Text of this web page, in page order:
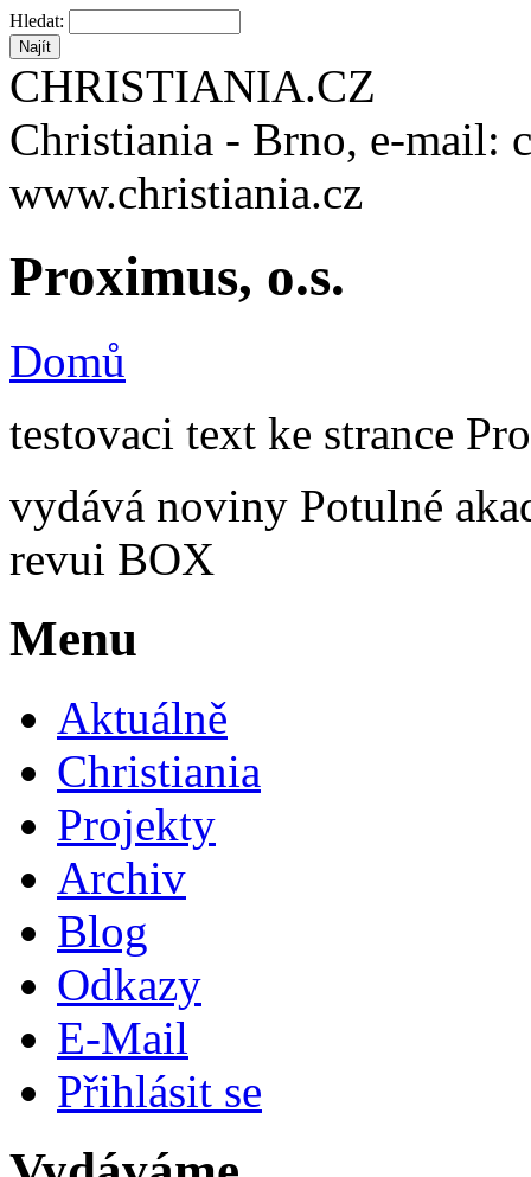
Hledat:
CHRISTIANIA.CZ
Christiania - Brno, e-mail:
www.christiania.cz
Proximus, o.s.
Domů
testovaci text ke strance
vydává noviny Potulné
revui BOX
Menu
Aktuálně
Christiania
Projekty
Archiv
Blog
Odkazy
E-Mail
Přihlásit se